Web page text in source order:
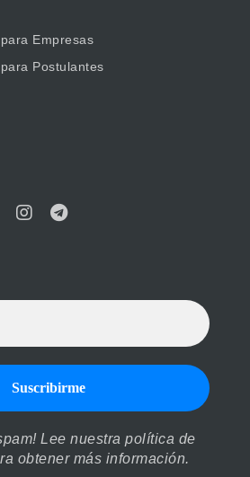
Empresas
Postulantes
Lee nuestrapolítica de
obtener más información.